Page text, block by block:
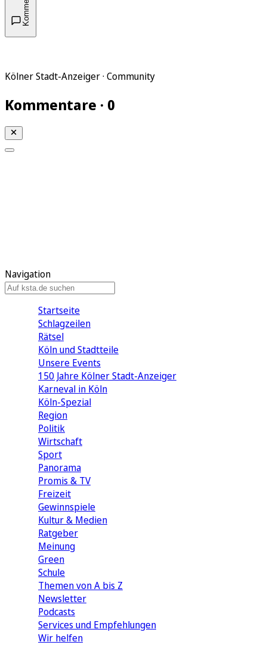
Kölner Stadt-Anzeiger · Community
Kommentare · 0
Navigation
Startseite
Schlagzeilen
Rätsel
Köln und Stadtteile
Unsere Events
150 Jahre Kölner Stadt-Anzeiger
Karneval in Köln
Köln-Spezial
Region
Politik
Wirtschaft
Sport
Panorama
Promis & TV
Freizeit
Gewinnspiele
Kultur & Medien
Ratgeber
Meinung
Green
Schule
Themen von A bis Z
Newsletter
Podcasts
Services und Empfehlungen
Wir helfen